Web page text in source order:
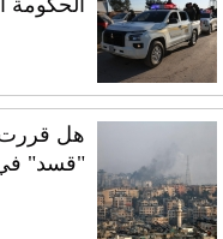
هل قررت
"قسد"